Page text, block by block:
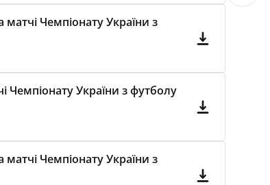
Чемпіонату України з
Чемпіонату України з футболу
Чемпіонату України з